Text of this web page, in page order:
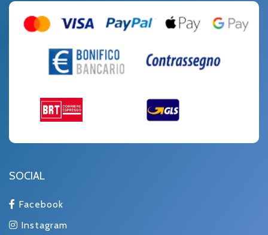
SOCIAL
Facebook
Instagram